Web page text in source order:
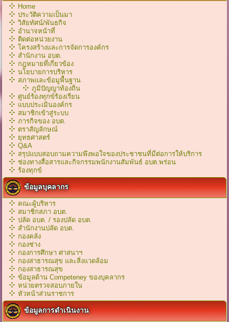
Home
ประวัติความเป็นมา
วิสัยทัศน์/พันธกิจ
อำนาจหน้าที่
ติดต่อหน่วยงาน
โครงสร้างและการจัดการองค์กร
สำนักงาน อบต.
กฎหมายที่เกี่ยวข้อง
นโยบายการบริหาร
สภาพและข้อมูพื้นฐาน
ภูมิปัญญาท้องถิ่น
ศูนย์ร้องทุกข์ร้องเรียน
แบบประเมินองค์กร
สมาชิกเข้าสู่ระบบ
ภารกิจของ อบต.
ตราสัญลักษณ์
ยุทธศาสตร์
Q&A
สรุปแบบสอบถามความพึงพอใจของประชาชนที่มีต่อการให้บริการ
ช่องทางสื่อสารและกิจกรรมพนักงานสัมพันธ์ อบต.พร่อน
ร้องทุกข์
ข้อมูลบุคลากร
คณะผู้บริหาร
สมาชิกสภา อบต.
ปลัด อบต. / รองปลัด อบต.
สำนักงานปลัด อบต.
กองคลัง
กองช่าง
กองการศึกษา ศาสนาฯ
กองสาธารณสุข และสิ่งแวดล้อม
กองสาธารณสุข
ข้อมูลด้าน Competeney ของบุคลากร
หน่วยตรวจสอบภายใน
หัวหน้าส่วนราชการ
ข้อมูลการดำเนินงาน